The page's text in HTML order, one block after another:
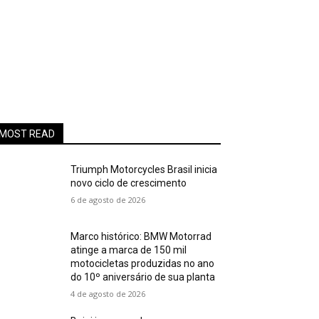
MOST READ
Triumph Motorcycles Brasil inicia
novo ciclo de crescimento
6 de agosto de 2026
Marco histórico: BMW Motorrad
atinge a marca de 150 mil
motocicletas produzidas no ano
do 10º aniversário de sua planta
4 de agosto de 2026